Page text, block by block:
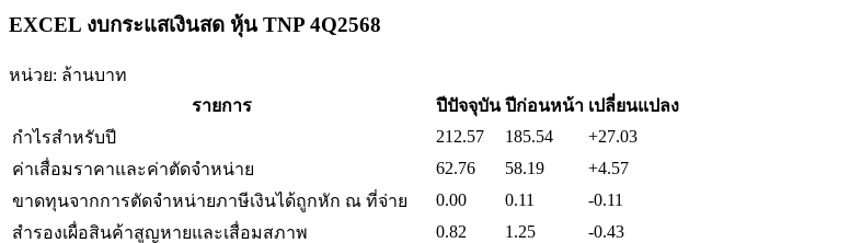
EXCEL งบกระแสเงินสด หุ้น TNP 4Q2568
หน่วย: ล้านบาท
รายการ
ปีปัจจุบัน ปีก่อนหน้า เปลี่ยนแปลง
กำไรสำหรับปี
212.57 185.54
+27.03
ค่าเสื่อมราคาและค่าตัดจำหน่าย
62.76 58.19
+4.57
ขาดทุนจากการตัดจำหน่ายภาษีเงินได้ถูกหัก ณ ที่จ่าย
0.00 0.11
-0.11
สำรองเผื่อสินค้าสูญหายและเสื่อมสภาพ
0.82 1.25
-0.43